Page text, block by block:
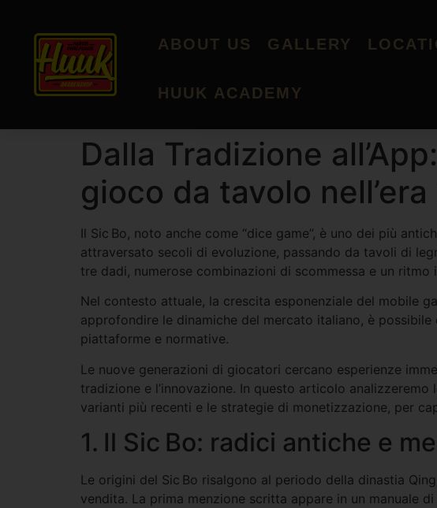
ABOUT US GALLERY
HUUK ACADEMY
Dalla Tradizione
gioco da tavolo
Il Sic Bo, noto anche come “dice game”, è uno dei più
attraversato secoli di evoluzione, passando da tavoli di
tre dadi, numerose combinazioni di scommessa e un
Nel contesto attuale, la crescita esponenziale del mobile
approfondire le dinamiche del mercato italiano, è possibile
piattaforme e normative.
Le nuove generazioni di giocatori cercano esperienze
tradizione e l’innovazione. In questo articolo
varianti più recenti e le strategie di monetizzazione, per
1. Il Sic Bo: radici antiche e
Le origini del Sic Bo risalgono al periodo della dinastia
vendita. La prima menzione scritta appare in un manuale